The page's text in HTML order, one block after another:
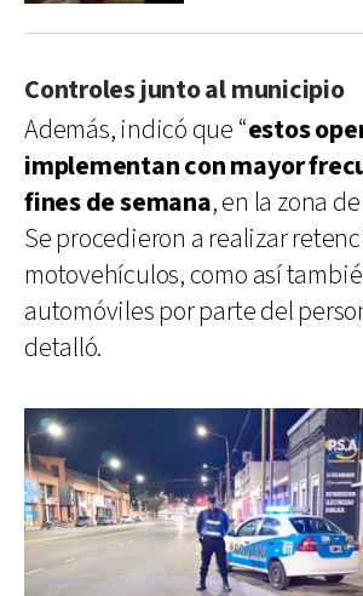
Controles junto al municipio
Además, indicó que “estos
implementan con mayor
fines de semana, en la zona
Se procedieron a realizar
motovehículos, como así
automóviles por parte del
detalló.